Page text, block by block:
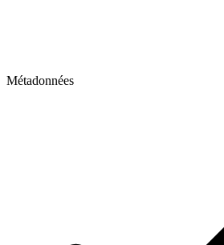
Métadonnées